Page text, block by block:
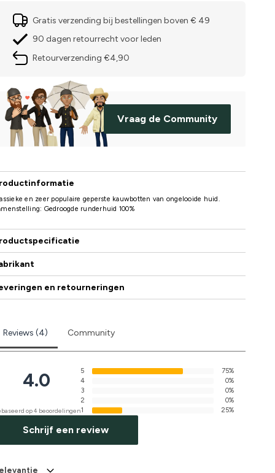
Gratis verzending bij bestellingen boven € 49
90 dagen retourrecht voor leden
Retourverzending €4,90
Vraag de Community
en zeer populaire geperste kauwbotten van ongelooide huid.
Gedroogde runderhuid 100%
en retourneringen
Reviews (4) Community
4.0
op 4 beoordelingen
5
75%
4
0%
3
0%
2
0%
1
25%
Schrijf een review